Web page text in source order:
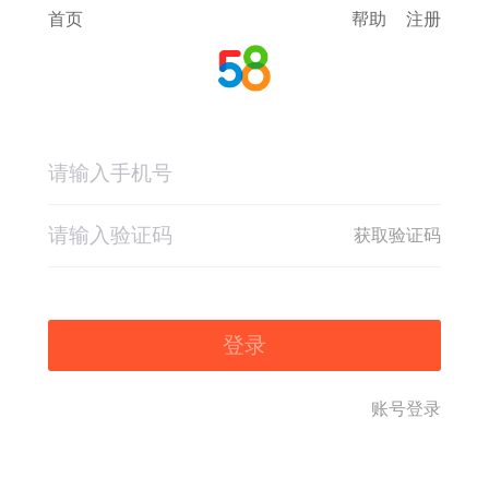
首页 帮助 注册
获取验证码
登录
账号登录